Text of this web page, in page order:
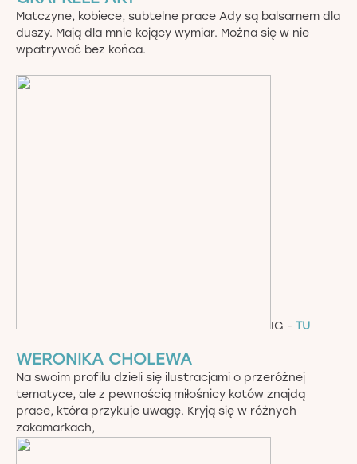
Matczyne, kobiece, subtelne prace Ady są balsamem dla
duszy. Mają dla mnie kojący wymiar. Można się w nie
wpatrywać bez końca.
IG - TU
WERONIKA CHOLEWA
Na swoim profilu dzieli się ilustracjami o przeróżnej
tematyce, ale z pewnością miłośnicy kotów znajdą
prace, która przykuje uwagę. Kryją się w różnych
zakamarkach,